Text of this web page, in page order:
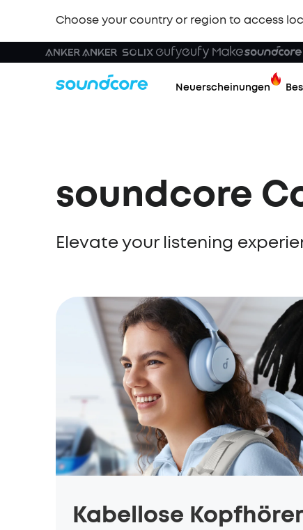
Choose your country or region to access
Neuerscheinungen
soundcore
Elevate your listening
Kabellose Kopfhörer